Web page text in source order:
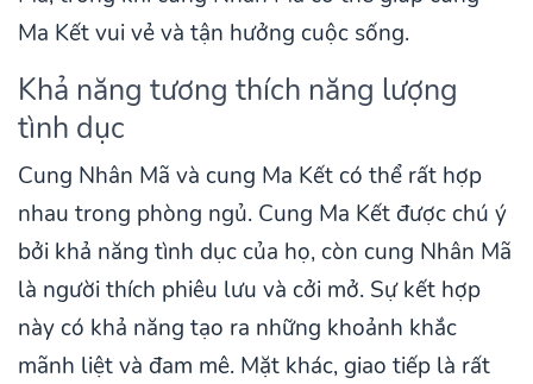
Ma Kết vui vẻ và tận hưởng cuộc sống.
Khả năng tương thích năng lượng
tình dục
Cung Nhân Mã và cung Ma Kết có thể rất hợp
nhau trong phòng ngủ. Cung Ma Kết được chú ý
bởi khả năng tình dục của họ, còn cung Nhân Mã
là người thích phiêu lưu và cởi mở. Sự kết hợp
này có khả năng tạo ra những khoảnh khắc
mãnh liệt và đam mê. Mặt khác, giao tiếp là rất